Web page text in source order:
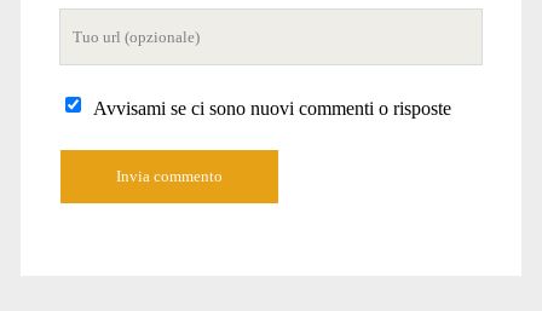
sito
internet
Avvisami se ci sono nuovi commenti o risposte